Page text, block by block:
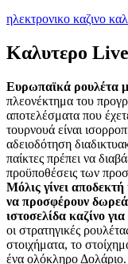
ηλεκτρονικο καζινο
Καλυτερο Live
Ευρωπαϊκά ρουλέτα
πλεονέκτημα του
αποτελέσματα που
τουρνουά είναι
αδειοδότηση
παίκτες πρέπει να
προϋποθέσεις των
Μόλις γίνει
να προσφέρουν
ιστοσελίδα καζίνο
οι στρατηγικές
στοιχήματα, το
ένα ολόκληρο Δολάριο.